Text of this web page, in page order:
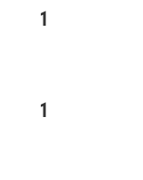
1
1